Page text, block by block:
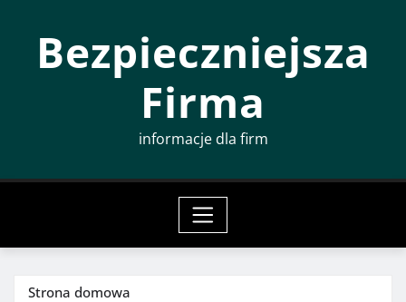
Bezpieczniejsza
Firma
informacje dla firm
Strona domowa